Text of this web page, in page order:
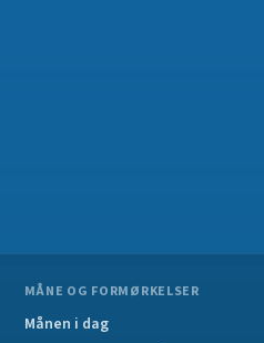
MÅNE OG FORMØRKELSER
Månen i dag